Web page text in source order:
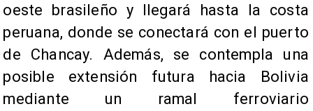
oeste brasileño y llegará hasta la costa
peruana, donde se conectará con el puerto
de Chancay. Además, se contempla una
posible extensión futura hacia Bolivia
mediante un ramal ferroviario